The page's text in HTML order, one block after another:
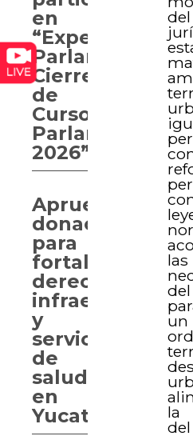
las
un
la
en
“Experiencia
Parlamentaria.
Cierre
de
Curso
Parlamentario
2026”
Aprueban
donaciones
para
fortalecer
derechos,
infraestructura
y
servicios
de
salud
en
Yucatán